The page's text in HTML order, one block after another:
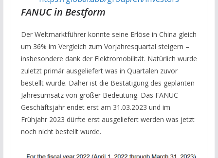
FANUC in Bestform
Der Weltmarktführer konnte seine Erlöse in China gleich
um 36% im Vergleich zum Vorjahresquartal steigern –
insbesondere dank der Elektromobilität. Natürlich wurde
zuletzt primär ausgeliefert was in Quartalen zuvor
bestellt wurde. Daher ist die Bestätigung des geplanten
Jahresumsatz von großer Bedeutung. Das FANUC-
Geschäftsjahr endet erst am 31.03.2023 und im
Frühjahr 2023 dürfte erst ausgeliefert werden was jetzt
noch nicht bestellt wurde.